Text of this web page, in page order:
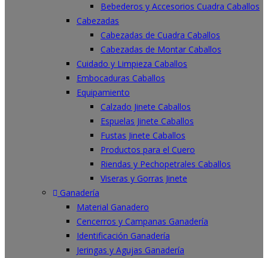
Bebederos y Accesorios Cuadra Caballos
Cabezadas
Cabezadas de Cuadra Caballos
Cabezadas de Montar Caballos
Cuidado y Limpieza Caballos
Embocaduras Caballos
Equipamiento
Calzado Jinete Caballos
Espuelas Jinete Caballos
Fustas Jinete Caballos
Productos para el Cuero
Riendas y Pechopetrales Caballos
Viseras y Gorras Jinete
Ganadería
Material Ganadero
Cencerros y Campanas Ganadería
Identificación Ganadería
Jeringas y Agujas Ganadería